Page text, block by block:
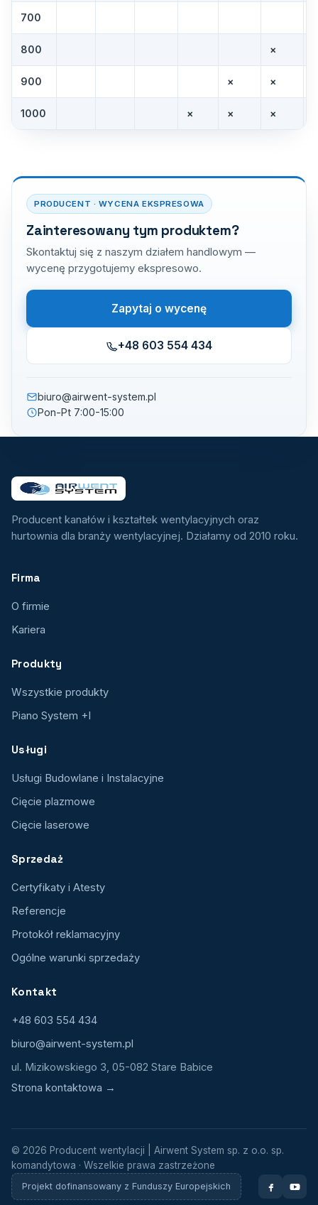
700
800 ×
900 × ×
1000 × × ×
PRODUCENT · WYCENA EKSPRESOWA
Zainteresowany tym produktem?
Skontaktuj się z naszym działem handlowym —
wycenę przygotujemy ekspresowo.
Zapytaj o wycenę
+48 603 554 434
biuro@airwent-system.pl
Pon-Pt 7:00-15:00
Producent kanałów i kształtek wentylacyjnych oraz
hurtownia dla branży wentylacyjnej. Działamy od 2010 roku.
Firma
O firmie
Kariera
Produkty
Wszystkie produkty
Piano System +I
Usługi
Usługi Budowlane i Instalacyjne
Cięcie plazmowe
Cięcie laserowe
Sprzedaż
Certyfikaty i Atesty
Referencje
Protokół reklamacyjny
Ogólne warunki sprzedaży
Kontakt
+48 603 554 434
biuro@airwent-system.pl
ul. Mizikowskiego 3, 05-082 Stare Babice
Strona kontaktowa →
© 2026 Producent wentylacji | Airwent System sp. z o.o. sp.
komandytowa · Wszelkie prawa zastrzeżone
Projekt dofinansowany z Funduszy Europejskich